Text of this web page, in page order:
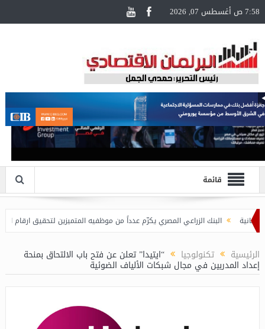
7:58 ص أغسطس 07, 2026
قائمة
البنك الزراعي المصري يكرّم عدداً من موظفيه المتميزين لتحقيق ارقام استثنائية
الرئيسية تكنولوجيا “ايتيدا” تعلن عن فتح باب الالتحاق بمنحة
إعداد المدربين في مجال شبكات الألياف الضوئية